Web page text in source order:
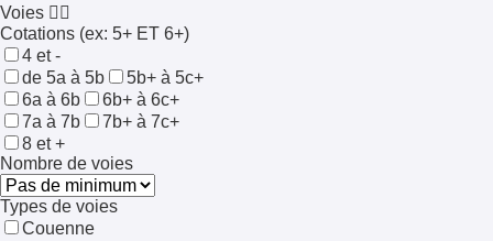
Voies 🧗‍♀️
Cotations (ex: 5+ ET 6+)
4 et -
de 5a à 5b
5b+ à 5c+
6a à 6b
6b+ à 6c+
7a à 7b
7b+ à 7c+
8 et +
Nombre de voies
Types de voies
Couenne